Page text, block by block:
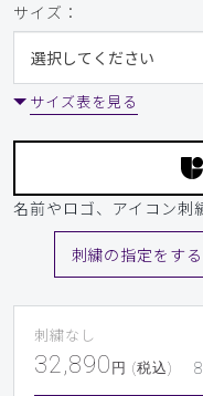
サイズ：
サイズ表を見る
名前やロゴ、アイコン刺
刺繍の指定をす
刺繍なし
32,890 円 (税込)